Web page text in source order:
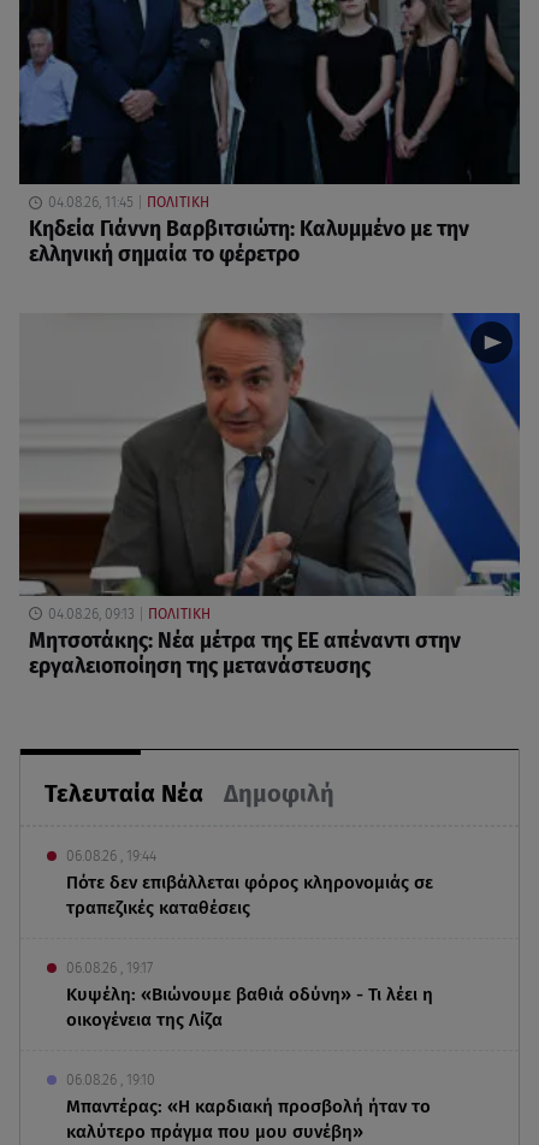
Τελευταία Νέα Δημοφιλή
06.08.26 , 19:44
Πότε δεν επιβάλλεται φόρος κληρονομιάς σε
τραπεζικές καταθέσεις
06.08.26 , 19:17
Κυψέλη: «Βιώνουμε βαθιά οδύνη» - Τι λέει η
οικογένεια της Λίζα
06.08.26 , 19:10
Μπαντέρας: «Η καρδιακή προσβολή ήταν το
καλύτερο πράγμα που μου συνέβη»
04.08.26, 11:45 ΠΟΛΙΤΙΚΗ
Κηδεία Γιάννη Βαρβιτσιώτη: Καλυμμένο με την
ελληνική σημαία το φέρετρο
04.08.26, 09:13 ΠΟΛΙΤΙΚΗ
Μητσοτάκης: Νέα μέτρα της ΕΕ απέναντι στην
εργαλειοποίηση της μετανάστευσης